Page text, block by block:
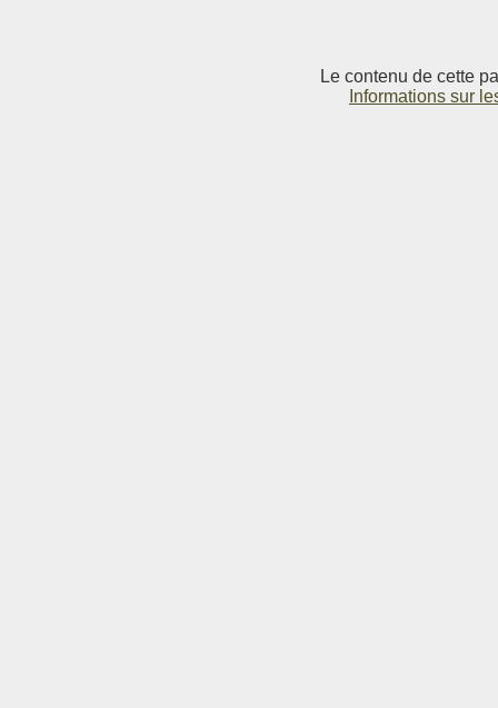
Le contenu de cette
Informations sur